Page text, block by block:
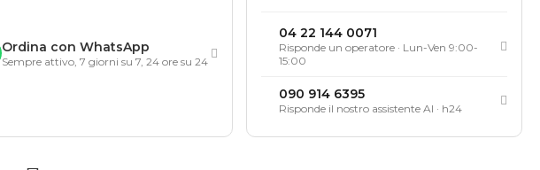
Ordina con WhatsApp
Sempre attivo, 7 giorni su 7, 24 ore su 24
04 22 144 0071
Risponde un operatore · Lun-Ven 9:00-
15:00
090 914 6395
Risponde il nostro assistente AI · h24